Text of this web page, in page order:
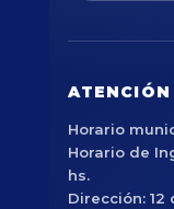
Horario
Horario de
hs.
Dirección: 12